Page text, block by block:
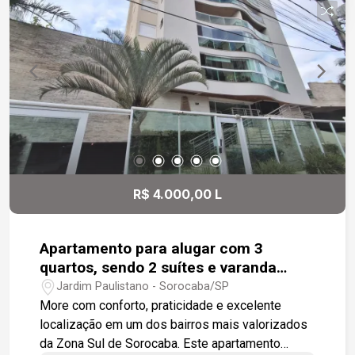
disposição para apresentar todos os detalhes do
imóvel.
R$ 4.000,00 L
Apartamento para alugar com 3
quartos, sendo 2 suítes e varanda
gourmet no Jardim Paulistano - Zona
Sul de Sorocaba/SP
Jardim Paulistano - Sorocaba/SP
More com conforto, praticidade e excelente
localização em um dos bairros mais valorizados
da Zona Sul de Sorocaba. Este apartamento